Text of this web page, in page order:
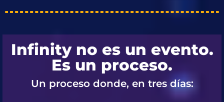
Infinity no es un evento.
Es un proceso.
Un proceso donde, en tres días: